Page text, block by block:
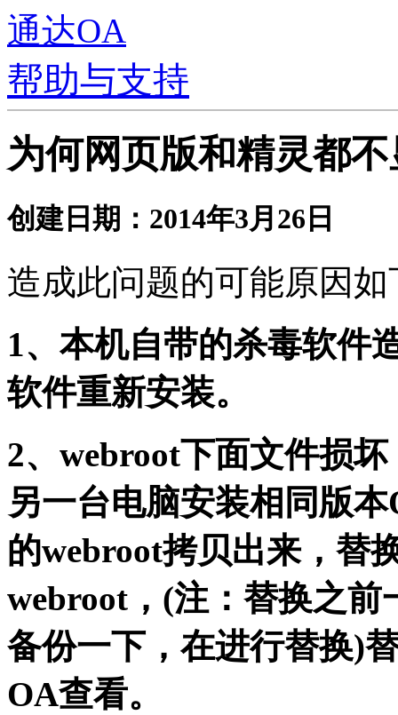
通达OA
帮助与支持
为何网页版和精灵都
创建日期：2014年3月26日
造成此问题的可能原因如
1、本机自带的杀毒软件
软件重新安装。
2、webroot下面文件损
另一台电脑安装相同版
的webroot拷贝出来，替
webroot，(注：替换之
备份一下，在进行替换)
OA查看。